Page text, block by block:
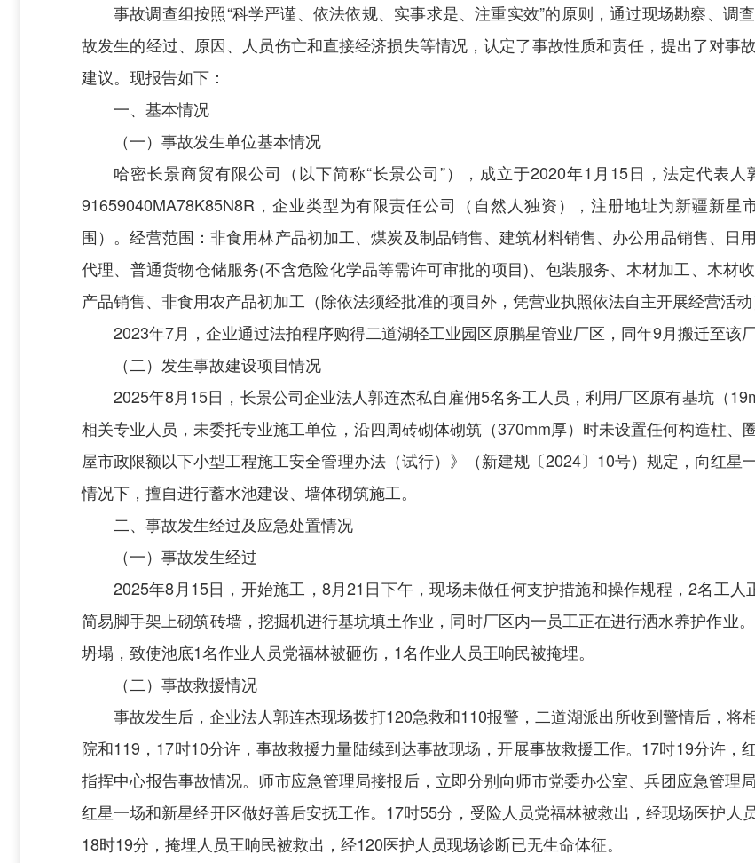
事故调查组按照“科学严谨、依法依规、实事求是、注重实效”的原则，通过现场勘察、调
故发生的经过、原因、人员伤亡和直接经济损失等情况，认定了事故性质和责任，提出了对事
建议。现报告如下：
一、基本情况
（一）事故发生单位基本情况
哈密长景商贸有限公司（以下简称“长景公司”），成立于2020年1 月 15日，法定代表人
91659040MA78K85N8R ，企业类型为有限责任公司（自然人独资），注册地址为新疆新
围） 。经营范围：非食用林产品初加工、煤炭及制品销售、建筑材料销售、办公用品销售、日
代理、普通货物仓储服务(不含危险化学品等需许可审批的项目)、包装服务、木材加工、木材
产品销售、非食用农产品初加工 （除依法须经批准的项目外，凭营业执照依法自主开展经营活动
2023年7月，企业通过法拍程序购得二道湖轻工业园区原鹏星管业厂区，同年9月搬迁至该厂
（二）发生事故建设项目情况
2025年8月15日，长景公司企业法人郭连杰私自雇佣5名务工人员，利用厂区原有基坑（
相关专业人员，未委托专业施工单位，沿四周砖砌体砌筑（370mm厚）时未设置任何构造柱、
屋市政限额以下小型工程施工安全管理办法（试行）》（新建规〔2024〕 10号）规定，向红星
情况下，擅自进行蓄水池建设、墙体砌筑施工。
二、事故发生经过及应急处置情况
（一）事故发生经过
2025年8月15日，开始施工，8月21日下午，现场未做任何支护措施和操作规程，2名工人
简易脚手架上砌筑砖墙，挖掘机进行基坑填土作业，同时厂区内一员工正在进行洒水养护作业
坍塌，致使池底1名作业人员党福林被砸伤，1名作业人员王响民被掩埋。
（二）事故救援情况
事故发生后，企业法人郭连杰现场拨打120急救和110报警，二道湖派出所收到警情后，
院和119 ， 17时10分许，事故救援力量陆续到达事故现场，开展事故救援工作。 17时19分许，
指挥中心报告事故情况。师市应急管理局接报后，立即分别向师市党委办公室、兵团应急管理
红星一场和新星经开区做好善后安抚工作。17时55分，受险人员党福林被救出，经现场医护人
18时19分，掩埋人员王响民被救出，经120医护人员现场诊断已无生命体征。